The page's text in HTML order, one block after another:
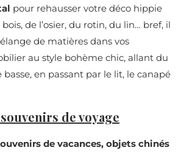
pour rehausser votre déco hippie
de l’osier, du rotin, du lin… bref, il
de matières dans vos
au style bohème chic, allant du
en passant par le lit, le canapé
de voyage
de vacances, objets chinés